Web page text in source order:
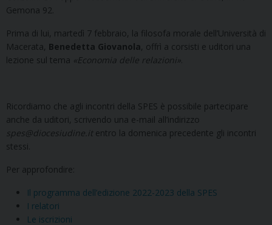
Gemona 92.
Prima di lui, martedì 7 febbraio, la filosofa morale dell’Università di
Macerata, Benedetta Giovanola, offrì a corsisti e uditori una
lezione sul tema «Economia delle relazioni»
Ricordiamo che agli incontri della SPES è possibile partecipare
anche da uditori, scrivendo una e-mail all’indirizzo
spes@diocesiudine.it entro la domenica precedente gli incontri
stessi.
Per approfondire:
Il programma dell’edizione 2022-2023 della SPES
I relatori
Le iscrizioni